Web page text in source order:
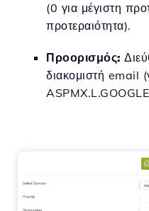
(0 για μέγιστη
προτεραιότητα).
Προορισμός:
διακομιστή email